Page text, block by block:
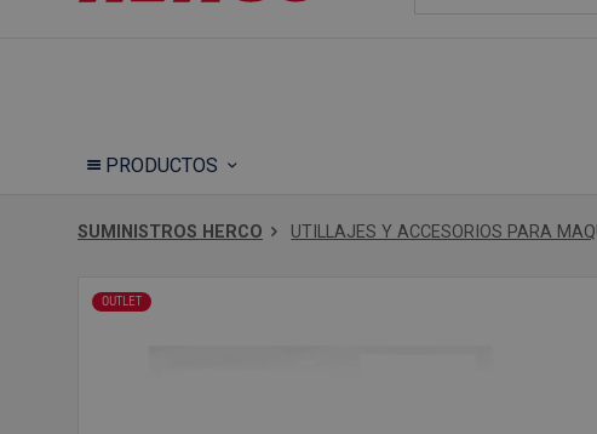
PRODUCTOS
SUMINISTROS HERCO UTILLAJES Y ACCESORIOS PARA
OUTLET